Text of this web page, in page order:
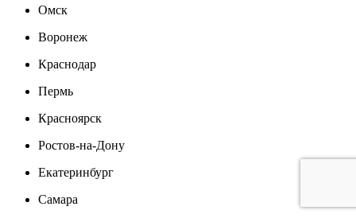
Омск
Воронеж
Краснодар
Пермь
Красноярск
Ростов-на-Дону
Екатеринбург
Самара